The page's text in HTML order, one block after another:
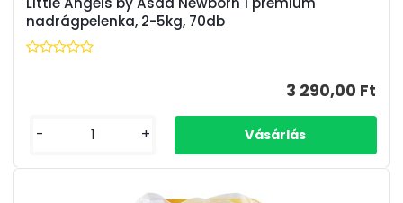
nadrágpelenka, 2-5kg, 70db
3 290,00 Ft
- +